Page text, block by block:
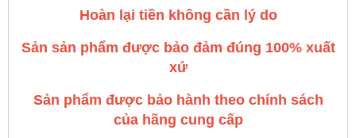
Hoàn lại tiền không cần lý do
Sản sản phẩm được bảo đảm đúng 100% xuất
xứ
Sản phẩm được bảo hành theo chính sách
của hãng cung cấp